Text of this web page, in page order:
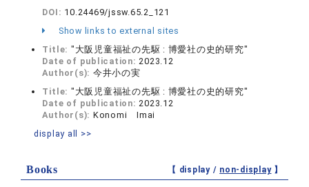
DOI: 10.24469/jssw.65.2_121
Show links to external sites
Title: "大阪児童福祉の先駆 : 博愛社の史的研究"
Date of publication:2023.12
Author(s): 今井小の実
Title: "大阪児童福祉の先駆 : 博愛社の史的研究"
Date of publication:2023.12
Author(s): Konomi Imai
display all >>
Books 【 display / non-display】